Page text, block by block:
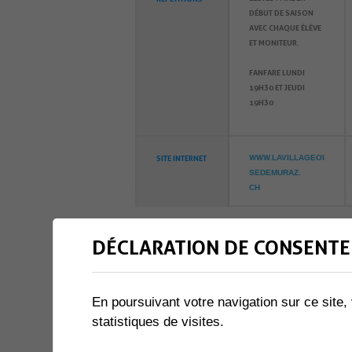
DÉBUT DE SAISON
AVEC CHAQUE ÉLÈVE
ET MONITEUR.
FANFARE LUNDI
19H30 ET JEUDI
19H30
SITE INTERNET WWW.LAVILLAGEOI
SEDEMURAZ.
CH
ACTIVITÉS SPORTIVES
LA SOCIÉTÉ
MURAZ
DÉCLARATION DE
En poursuivant votre navigation sur ce
statistiques de visites.